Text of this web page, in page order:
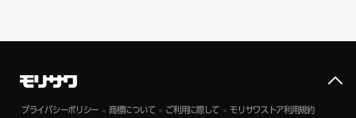
プライバシーポリシー 商標について ご利用に際して モリサワストア利用規約